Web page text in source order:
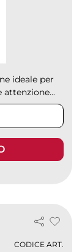
ideale per
CODICE ART.